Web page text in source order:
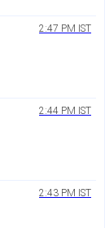
2:47 PM IST
2:44 PM IST
2:43 PM IST